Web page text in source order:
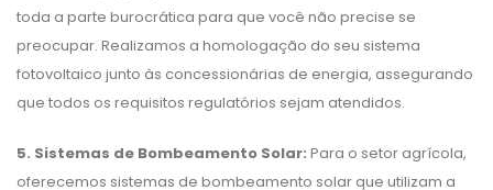
toda a parte burocrática para que você não precise se
preocupar. Realizamos a homologação do seu sistema
fotovoltaico junto às concessionárias de energia, assegurando
que todos os requisitos regulatórios sejam atendidos.
5. Sistemas de Bombeamento Solar: Para o setor agrícola,
oferecemos sistemas de bombeamento solar que utilizam a